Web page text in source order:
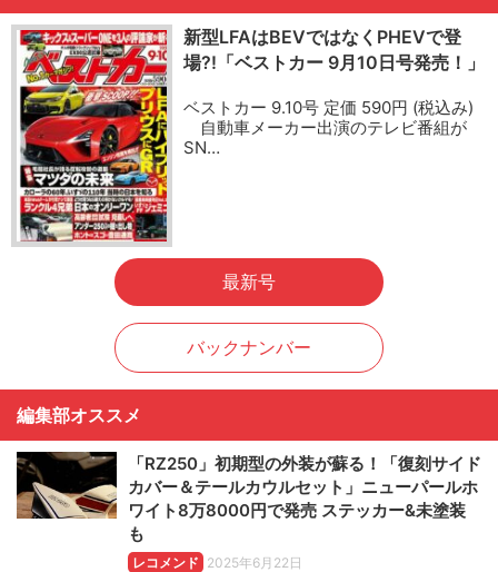
新型LFAはBEVではなくPHEVで登
場?!「ベストカー 9月10日号発売！」
ベストカー 9.10号 定価 590円 (税込み)
自動車メーカー出演のテレビ番組が
SN…
最新号
バックナンバー
編集部オススメ
「RZ250」初期型の外装が蘇る！「復刻サイド
カバー＆テールカウルセット」ニューパールホ
ワイト8万8000円で発売 ステッカー&未塗装
も
レコメンド 2025年6月22日